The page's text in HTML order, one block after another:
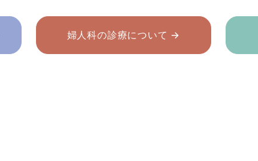
婦人科の診療について →